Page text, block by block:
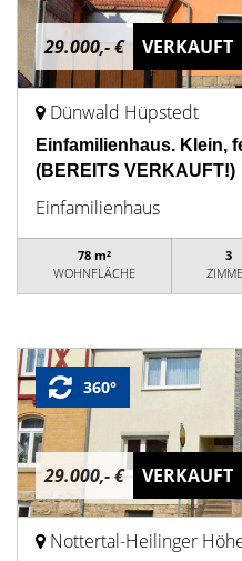
29.000,- € VERKAUFT
Dünwald Hüpstedt
Einfamilienhaus. Klein,
(BEREITS VERKAUFT!)
Einfamilienhaus
78 m²
WOHNFLÄCHE
3
29.000,- € VERKAUFT
360°
Nottertal-Heilinger